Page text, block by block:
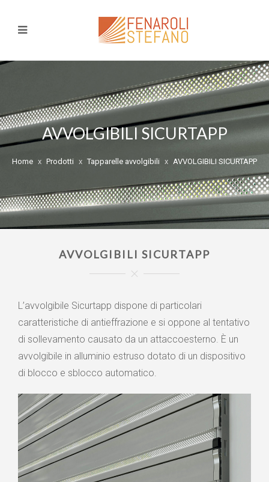
AVVOLGIBILI SICURTAPP
Home Prodotti Tapparelle avvolgibili AVVOLGIBILI SICURTAPP
AVVOLGIBILI SICURTAPP
L’avvolgibile Sicurtapp dispone di particolari
caratteristiche di antieffrazione e si oppone al tentativo
di sollevamento causato da un attaccoesterno. È un
avvolgibile in alluminio estruso dotato di un dispositivo
di blocco e sblocco automatico.